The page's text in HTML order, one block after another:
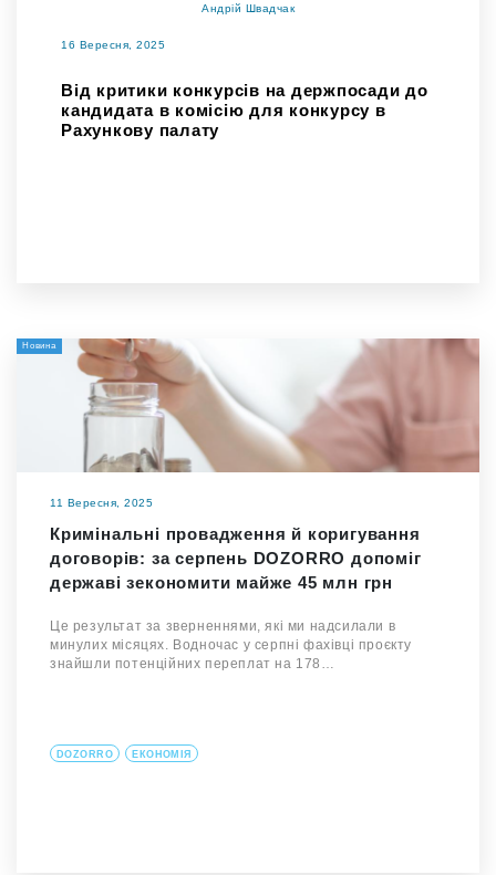
Андрій Швадчак
16 Вересня, 2025
Від критики конкурсів на держпосади до
кандидата в комісію для конкурсу в
Рахункову палату
Новина
11 Вересня, 2025
Кримінальні провадження й коригування
договорів: за серпень DOZORRO допоміг
державі зекономити майже 45 млн грн
Це результат за зверненнями, які ми надсилали в
минулих місяцях. Водночас у серпні фахівці проєкту
знайшли потенційних переплат на 178…
DOZORRO ЕКОНОМІЯ